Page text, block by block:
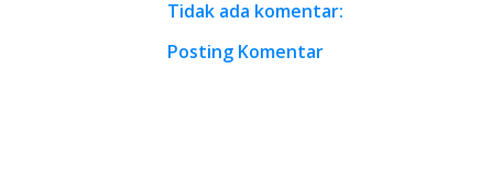
Tidak ada komentar:
Posting Komentar